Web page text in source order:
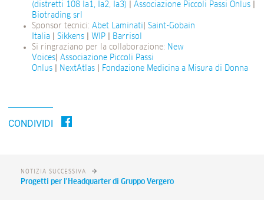
(distretti 108 Ia1, Ia2, Ia3)
Associazione Piccoli Passi Onlus
Biotrading srl
Sponsor tecnici: Abet Laminati
Saint-Gobain
Italia
Sikkens WIP
Barrisol
Si ringraziano per la collaborazione: New
Voices Associazione Piccoli Passi
Onlus
NextAtlas Fondazione Medicina a Misura di Donna
CONDIVIDI
NOTIZIA SUCCESSIVA
Progetti per l'Headquarter di Gruppo Vergero